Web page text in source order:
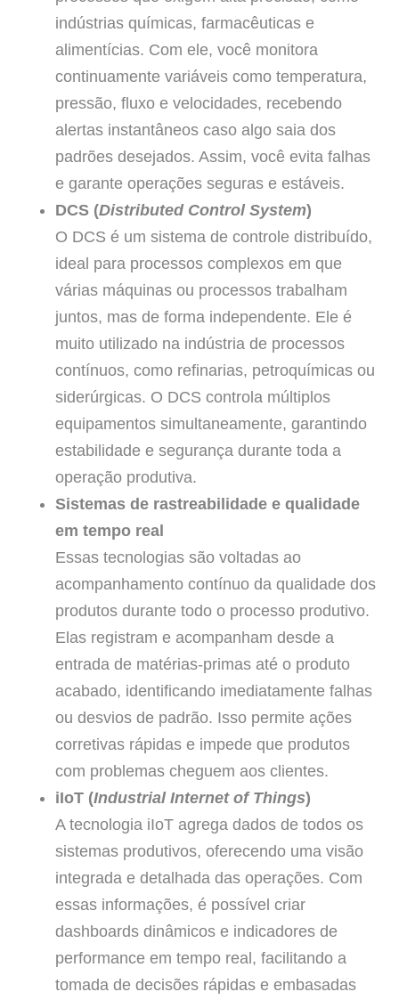
indústrias químicas, farmacêuticas e
alimentícias. Com ele, você monitora
continuamente variáveis como temperatura,
pressão, fluxo e velocidades, recebendo
alertas instantâneos caso algo saia dos
padrões desejados. Assim, você evita falhas
e garante operações seguras e estáveis.
DCS (Distributed Control System)
O DCS é um sistema de controle distribuído,
ideal para processos complexos em que
várias máquinas ou processos trabalham
juntos, mas de forma independente. Ele é
muito utilizado na indústria de processos
contínuos, como refinarias, petroquímicas ou
siderúrgicas. O DCS controla múltiplos
equipamentos simultaneamente, garantindo
estabilidade e segurança durante toda a
operação produtiva.
Sistemas de rastreabilidade e qualidade
em tempo real
Essas tecnologias são voltadas ao
acompanhamento contínuo da qualidade dos
produtos durante todo o processo produtivo.
Elas registram e acompanham desde a
entrada de matérias-primas até o produto
acabado, identificando imediatamente falhas
ou desvios de padrão. Isso permite ações
corretivas rápidas e impede que produtos
com problemas cheguem aos clientes.
iIoT (Industrial Internet of Things)
A tecnologia iIoT agrega dados de todos os
sistemas produtivos, oferecendo uma visão
integrada e detalhada das operações. Com
essas informações, é possível criar
dashboards dinâmicos e indicadores de
performance em tempo real, facilitando a
tomada de decisões rápidas e embasadas